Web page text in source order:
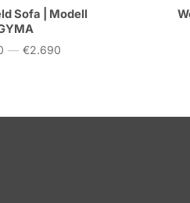
Sofa | Modell
— €2.690